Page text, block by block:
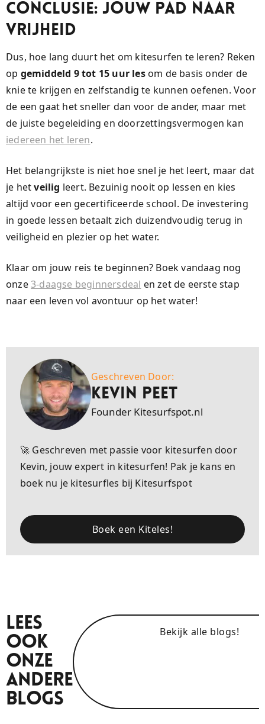
Conclusie: Jouw Pad naar
Vrijheid
Dus, hoe lang duurt het om kitesurfen te leren? Reken
op gemiddeld 9 tot 15 uur lesom de basis onder de
knie te krijgen en zelfstandig te kunnen oefenen. Voor
de een gaat het sneller dan voor de ander, maar met
de juiste begeleiding en doorzettingsvermogen kan
iedereen het leren.
Het belangrijkste is niet hoe snel je het leert, maar dat
je hetveilig leert. Bezuinig nooit op lessen en kies
altijd voor een gecertificeerde school. De investering
in goede lessen betaalt zich duizendvoudig terug in
veiligheid en plezier op het water.
Klaar om jouw reis te beginnen? Boek vandaag nog
onze3-daagse beginnersdeal en zet de eerste stap
naar een leven vol avontuur op het water!
Geschreven Door:
Kevin Peet
Founder Kitesurfspot.nl
🚀 Geschreven met passie voor kitesurfen door
Kevin, jouw expert in kitesurfen! Pak je kans en
boek nu je kitesurfles bij Kitesurfspot
Boek een Kiteles!
Lees
Ook
Onze
Andere
Blogs
Bekijk alle blogs!